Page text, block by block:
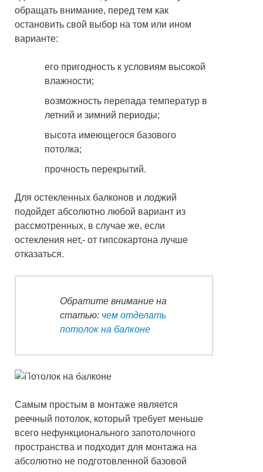
обращать внимание, перед тем как
остановить свой выбор на том или ином
варианте:
его пригодность к условиям высокой
влажности;
возможность перепада температур в
летний и зимний периоды;
высота имеющегося базового
потолка;
прочность перекрытий.
Для остекленных балконов и лоджий
подойдет абсолютно любой вариант из
рассмотренных, в случае же, если
остекления нет,- от гипсокартона лучше
отказаться.
Обратите внимание на
статью: чем отделать
потолок на балконе
Делаем потолок на балконе
Самым простым в монтаже является
реечный потолок, который требует меньше
всего нефункционального запотолочного
пространства и подходит для монтажа на
абсолютно не подготовленной базовой